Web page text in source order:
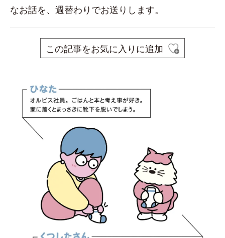
なお話を、週替わりでお送りします。
この記事をお気に入りに追加